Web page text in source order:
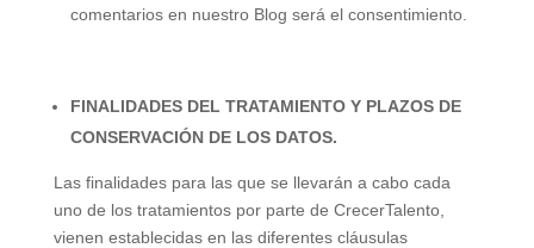
comentarios en nuestro Blog será el consentimiento.
FINALIDADES DEL TRATAMIENTO Y PLAZOS DE
CONSERVACIÓN DE LOS DATOS.
Las finalidades para las que se llevarán a cabo cada
uno de los tratamientos por parte de CrecerTalento,
vienen establecidas en las diferentes cláusulas